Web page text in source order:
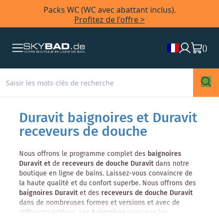
Packs WC (WC avec abattant inclus).
Profitez de l'offre >
()
Duravit baignoires et Duravit
receveurs de douche
Nous offrons le programme complet des baignoires
Duravit et de receveurs de douche Duravit dans notre
boutique en ligne de bains. Laissez-vous convaincre de
la haute qualité et du confort superbe. Nous offrons des
baignoires Duravitet des receveurs de douche Duravit
dans de nombreuses formes et versions et avec de
différents tabliers. Les baignoires ainsi que les